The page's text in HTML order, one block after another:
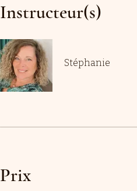
Instructeur(s)
Stéphanie
Prix